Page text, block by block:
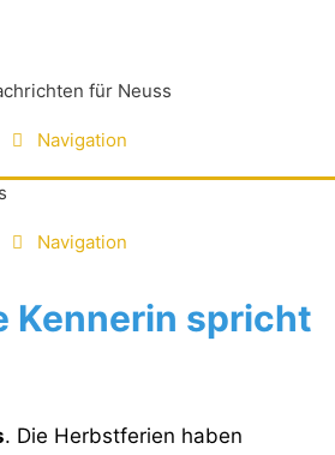
Navigation
Navigation
Kennerin spricht
. Die Herbstferien haben